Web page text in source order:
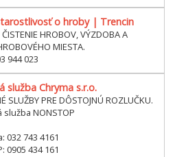
o hroby | Trencin
HROBOV, VÝZDOBA A
MIESTA.
944 023
služba Chryma s.r.o.
SLUŽBY PRE DÔSTOJNÚ ROZLUČKU.
NONSTOP
032 743 4161
0905 434 161